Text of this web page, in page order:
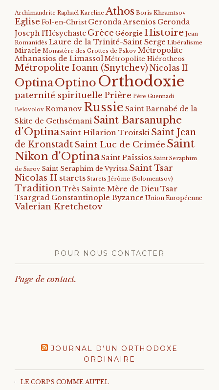
Archimandrite Raphaël Kareline Athos Boris Khramtsov
Eglise Fol-en-Christ Geronda Arsenios Geronda
Joseph l'Hésychaste Grèce Géorgie Histoire Jean
Romanidès Laure de la Trinité-Saint Serge Libéralisme
Miracle Monastère des Grottes de Pskov Métropolite
Athanasios de Limassol Métropolite Hiérotheos
Métropolite Ioann (Snytchev) Nicolas II
OptinaOptino Orthodoxie
paternité spirituelle Prière Père Guennadi
Belovolov Romanov Russie Saint Barnabé de la
Skite de Gethsémani Saint Barsanuphe
d'OptinaSaint Hilarion Troitski Saint Jean
de KronstadtSaint Luc de Crimée Saint
Nikon d'OptinaSaint Païssios Saint Seraphim
de Sarov Saint Seraphim de Vyritsa Saint Tsar
Nicolas II starets Starets Jérôme (Solomentsov)
TraditionTrès Sainte Mère de DieuTsar
Tsargrad Constantinople Byzance Union Européenne
Valerian Kretchetov
POUR NOUS CONTACTER
Page de contact.
JOURNAL D’UN ORTHODOXE
ORDINAIRE
LE CORPS COMME AUTEL